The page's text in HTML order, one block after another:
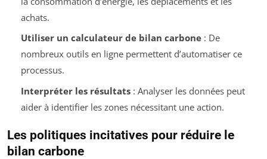
achats.
Utiliser un calculateur de bilan carbone: De
nombreux outils en ligne permettent d’automatiser ce
processus.
Interpréter les résultats: Analyser les données peut
aider à identifier les zones nécessitant une action.
Les politiques incitatives pour réduire le
bilan carbone